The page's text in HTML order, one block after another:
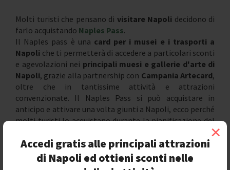
Accedi gratis alle principali attrazioni
di Napoli ed ottieni sconti nelle
×
Molti turisti che pensano di visitare Napoli decidono di
farlo acquistando Naples Pass.
Il Naples pass è una card per i musei e i trasporti a
Napoli che ti permetterà di accedere a particolari sconti
e agevolazioni nei principali muesi e gallerie d'arte di
Napoli, grazie alla partnership con Campania Artecard,
oltre che in tantissime attività e attrazioni
convenzionate. Il Naples Pass si può acquistare in
anticipo e attivare una volta giunti a Napoli, ecco perché
molti turisti lo acquistano durante la pianificazione del